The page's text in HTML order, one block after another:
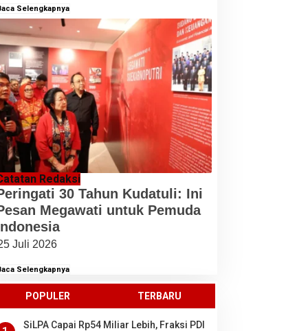
Selengkapnya
Redaksi
30 Tahun Kudatuli: Ini
Megawati untuk Pemuda
Juli 2026
Selengkapnya
POPULER TERBARU
SiLPA Capai Rp54 Miliar Lebih, Fraksi PDI